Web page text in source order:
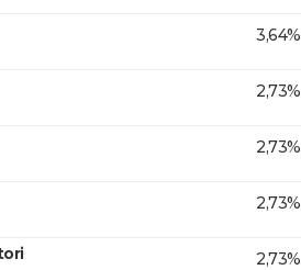
3,64%
2,73%
2,73%
2,73%
2,73%